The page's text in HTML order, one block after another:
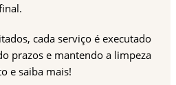
cada serviço é executado
prazos e mantendo a limpeza
e saiba mais!